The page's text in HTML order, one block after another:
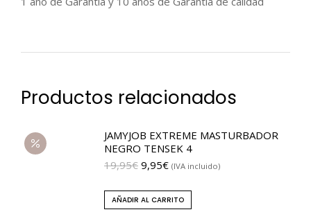
Productos relacionados
JAMYJOB EXTREME MASTURBADOR
NEGRO TENSEK 4
19,95€ 9,95€ (IVA incluido)
AÑADIR AL CARRITO